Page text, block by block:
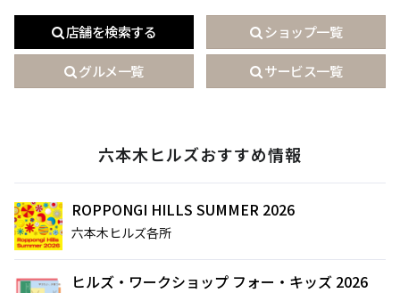
店舗を検索する ショップ一覧
グルメ一覧 サービス一覧
六本木ヒルズおすすめ情報
ROPPONGI HILLS SUMMER 2026
六本木ヒルズ各所
ヒルズ・ワークショップ フォー・キッズ 2026